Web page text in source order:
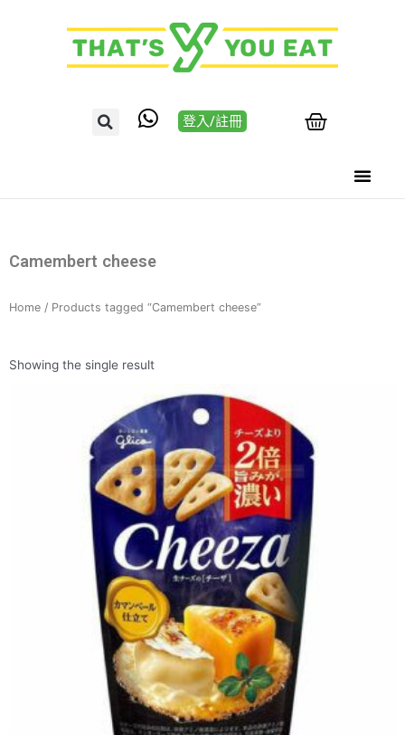
登入/註冊
Camembert cheese
Home / Products tagged “Camembert cheese”
Showing the single result